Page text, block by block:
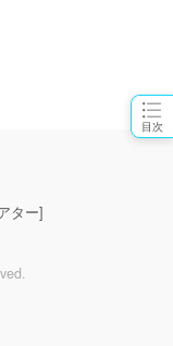
目次
ター]